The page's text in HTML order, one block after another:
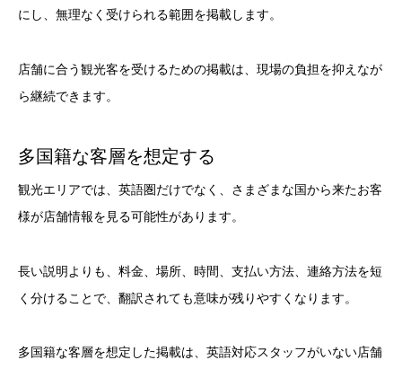
にし、無理なく受けられる範囲を掲載します。
店舗に合う観光客を受けるための掲載は、現場の負担を抑えなが
ら継続できます。
多国籍な客層を想定する
観光エリアでは、英語圏だけでなく、さまざまな国から来たお客
様が店舗情報を見る可能性があります。
長い説明よりも、料金、場所、時間、支払い方法、連絡方法を短
く分けることで、翻訳されても意味が残りやすくなります。
多国籍な客層を想定した掲載は、英語対応スタッフがいない店舗